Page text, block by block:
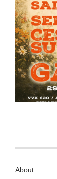
About